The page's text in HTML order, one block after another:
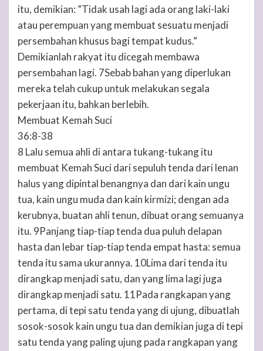
itu, demikian: ”Tidak usah lagi ada orang laki-laki
atau perempuan yang membuat sesuatu menjadi
persembahan khusus bagi tempat kudus.”
Demikianlah rakyat itu dicegah membawa
persembahan lagi. 7Sebab bahan yang diperlukan
mereka telah cukup untuk melakukan segala
pekerjaan itu, bahkan berlebih.
Membuat Kemah Suci
36:8-38
8 Lalu semua ahli di antara tukang-tukang itu
membuat Kemah Suci dari sepuluh tenda dari lenan
halus yang dipintal benangnya dan dari kain ungu
tua, kain ungu muda dan kain kirmizi; dengan ada
kerubnya, buatan ahli tenun, dibuat orang semuanya
itu. 9Panjang tiap-tiap tenda dua puluh delapan
hasta dan lebar tiap-tiap tenda empat hasta: semua
tenda itu sama ukurannya. 10Lima dari tenda itu
dirangkap menjadi satu, dan yang lima lagi juga
dirangkap menjadi satu. 11Pada rangkapan yang
pertama, di tepi satu tenda yang di ujung, dibuatlah
sosok-sosok kain ungu tua dan demikian juga di tepi
satu tenda yang paling ujung pada rangkapan yang